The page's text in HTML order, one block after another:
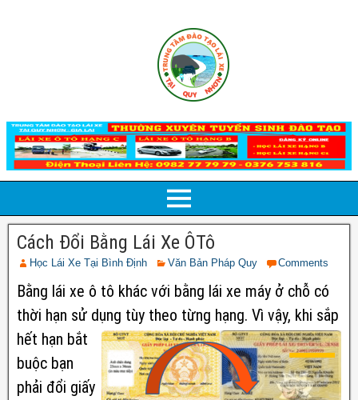
Cách Đổi Bằng Lái Xe ÔTô
Học Lái Xe Tại Bình Định Văn Bản Pháp Quy Comments
Bằng lái xe ô tô khác với bằng lái xe máy ở chỗ có
thời hạn sử dụng tùy theo từng hạng. Vì vậy, khi sắp
hết hạn bắt
buộc bạn
phải đổi giấy